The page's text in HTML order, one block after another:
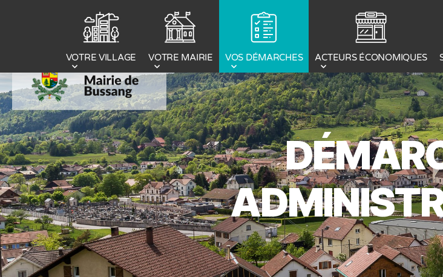
VOTRE VILLAGE VOTRE MAIRIE VOS DÉMARCHES ACTEURS ÉCONOMIQUES